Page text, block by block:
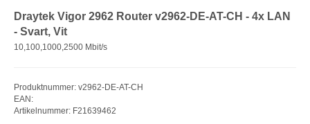
Draytek Vigor 2962 Router v2962-DE-AT-CH - 4x LAN
- Svart, Vit
10,100,1000,2500 Mbit/s
Produktnummer: v2962-DE-AT-CH
EAN:
Artikelnummer: F21639462